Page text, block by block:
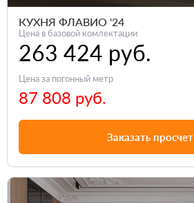
КУХНЯ ФЛАВИО '24
Цена в базовой комлектации
263 424 руб.
Цена за погонный метр
87 808 руб.
Заказать просчет